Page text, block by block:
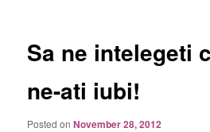
Sa ne intelegeti
ne-ati iubi!
Posted onNovember 28, 2012